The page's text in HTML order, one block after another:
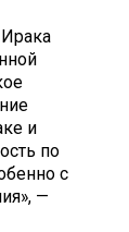
и
по
с
—